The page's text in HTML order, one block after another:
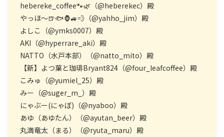
hebereke_coffee🐾🌿（@heberekec）殿
やっほ〜🍺🐟🦍🚙💨（@yahho_jim）殿
よしこ（@ymks0007）殿
AKI（@hyperrare_aki）殿
NATTO（水戸本部）（@natto_mito）殿
【新】よつ葉と珈琲Bryant824（@four_leafcoffee）殿
こみゅ（@yumiel_25）殿
みー（@suger_m_）殿
にゃぶー(にゃぼ)（@nyaboo）殿
あゆ（あゆたん）（@ayutan_beer）殿
丸満竜太（まる）（@ryuta_maru）殿